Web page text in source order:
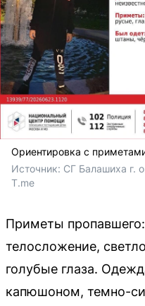
Ориентировка с
Источник: СГ Балашиха г.
T.me
Приметы
телосложение,
голубые глаза.
капюшоном, темно-